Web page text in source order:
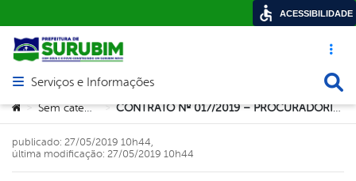
Acesso
Abrir menu principal de navegação
Serviços e Informações
Você está aqui:
> Sem categoria > CONTRATO Nº 017/2019 – PROCURADORIA MUNICIPAL
publicado: 27/05/2019 10h44,
última modificação: 27/05/2019 10h44
ACESSIBILIDADE